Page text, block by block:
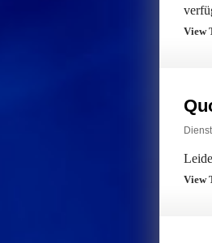
View
View